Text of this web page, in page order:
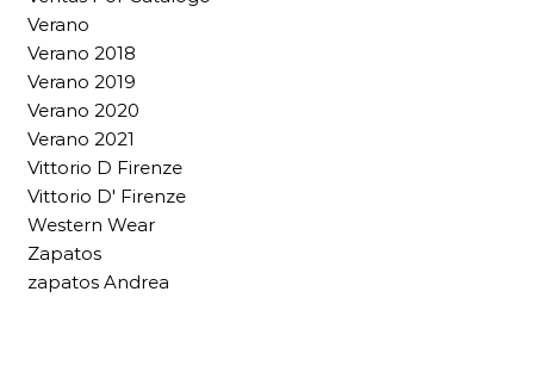
Verano
Verano 2018
Verano 2019
Verano 2020
Verano 2021
Vittorio D Firenze
Vittorio D' Firenze
Western Wear
Zapatos
zapatos Andrea